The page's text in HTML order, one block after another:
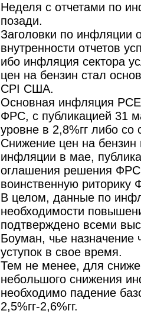
Неделя с отчетами по
позади.
Заголовки по инфляции
внутренности отчетов
ибо инфляция сектора
цен на бензин стал
CPI США.
Основная инфляция
ФРС, с публикацией 31
уровне в 2,8%гг либо со
Снижение цен на бензин
инфляции в мае,
оглашения решения
воинственную риторику
В целом, данные по
необходимости
подтверждено всеми
Боуман, чье назначение
уступок в свое время.
Тем не менее, для
небольшого снижения
необходимо падение
2,5%гг-2,6%гг.